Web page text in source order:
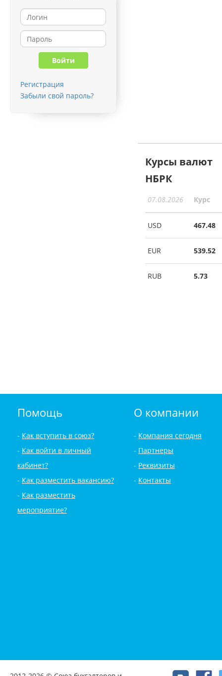
Регистрация
Забыли свой пароль?
Курсы валют
НБРК
07.08.2026 Курс
USD 467.48
EUR 539.52
RUB 5.73
Помощь
Как вступить в союз?
Как войти в личный
кабинет?
Как разместить вакансию?
Как разместить
мероприятие?
О компании
Компания сегодня
Партнеры
Реквизиты
Контакты